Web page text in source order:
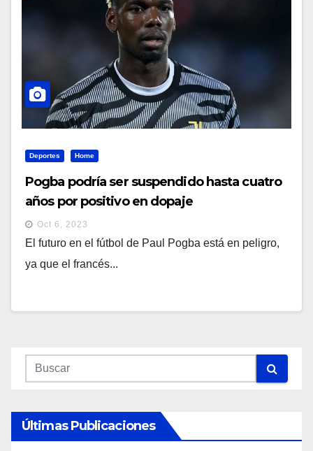
Deportes Home
Pogba podría ser suspendido hasta cuatro
años por positivo en dopaje
Oct 6, 2023
El futuro en el fútbol de Paul Pogba está en peligro,
ya que el francés...
Últimas Publicaciones